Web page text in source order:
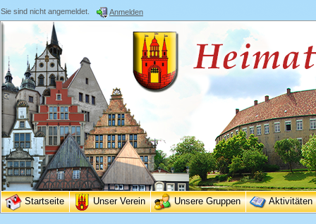
Sie sind nicht angemeldet. Anmelden
Startseite Unser Verein Unsere Gruppen Aktivitäten